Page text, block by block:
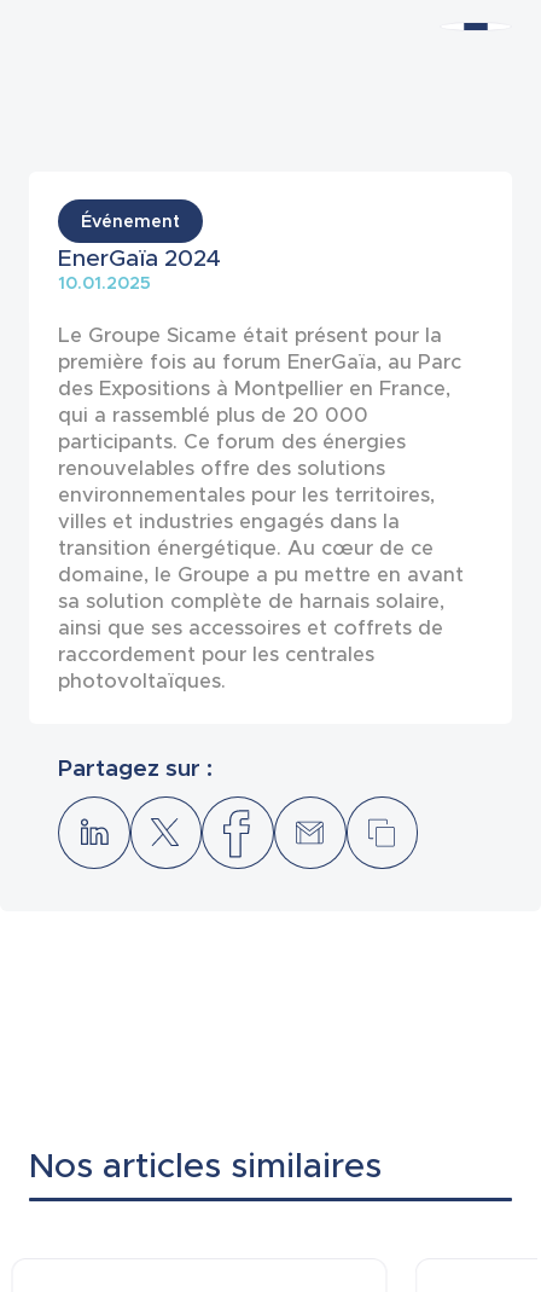
Actualités
Événement
EnerGaïa 2024
10.01.2025
Partagez sur :
Le Groupe Sicame était présent pour la
première fois au forum EnerGaïa, au Parc
des Expositions à Montpellier en France,
qui a rassemblé plus de 20 000
participants. Ce forum des énergies
renouvelables offre des solutions
environnementales pour les territoires,
villes et industries engagés dans la
transition énergétique. Au cœur de ce
domaine, le Groupe a pu mettre en avant
sa solution complète de harnais solaire,
ainsi que ses accessoires et coffrets de
raccordement pour les centrales
photovoltaïques.
Nos articles similaires